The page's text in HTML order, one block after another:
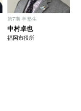
第7期 卒塾生
中村卓也
福岡市役所